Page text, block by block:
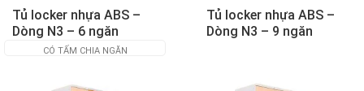
Tủ locker nhựa ABS –
Dòng N3 – 6 ngăn
CÓ TẤM CHIA NGĂN
Tủ locker nhựa ABS –
Dòng N3 – 9 ngăn